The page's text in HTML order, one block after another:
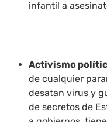
infantil a
Activismo
de cualquier
desatan virus y
de secretos de